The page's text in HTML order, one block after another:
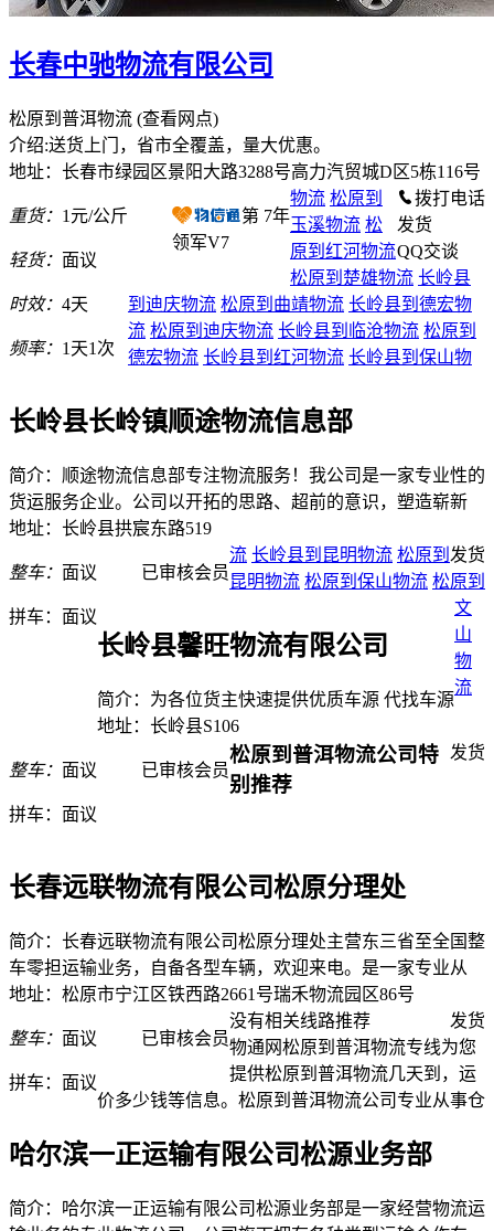
长春中驰物流有限公司
松原到普洱物流 (查看网点)
介绍:送货上门，省市全覆盖，量大优惠。
地址：长春市绿园区景阳大路3288号高力汽贸城D区5栋116号
重货： 1元/公斤
轻货： 面议
时效： 4天
频率： 1天1次
第 7年
领军V7
拨打电话
发货
QQ交谈
长岭县长岭镇顺途物流信息部
简介：顺途物流信息部专注物流服务！我公司是一家专业性的
货运服务企业。公司以开拓的思路、超前的意识，塑造崭新
地址：长岭县拱宸东路519
整车： 面议
拼车： 面议
已审核会员
发货
长岭县馨旺物流有限公司
简介：为各位货主快速提供优质车源 代找车源
地址：长岭县S106
整车： 面议
拼车： 面议
已审核会员
发货
长春远联物流有限公司松原分理处
简介：长春远联物流有限公司松原分理处主营东三省至全国整
车零担运输业务，自备各型车辆，欢迎来电。是一家专业从
地址：松原市宁江区铁西路2661号瑞禾物流园区86号
整车： 面议
拼车： 面议
已审核会员
发货
哈尔滨一正运输有限公司松源业务部
简介：哈尔滨一正运输有限公司松源业务部是一家经营物流运
物流 松原到
玉溪物流 松
原到红河物流
松原到楚雄物流 长岭县
到迪庆物流 松原到曲靖物流 长岭县到德宏物
流 松原到迪庆物流 长岭县到临沧物流 松原到
德宏物流 长岭县到红河物流 长岭县到保山物
流 长岭县到昆明物流 松原到
昆明物流 松原到保山物流 松原到
文
山
物
流
松原到普洱物流公司特
别推荐
没有相关线路推荐
物通网松原到普洱物流专线为您
提供松原到普洱物流几天到，运
价多少钱等信息。松原到普洱物流公司专业从事仓